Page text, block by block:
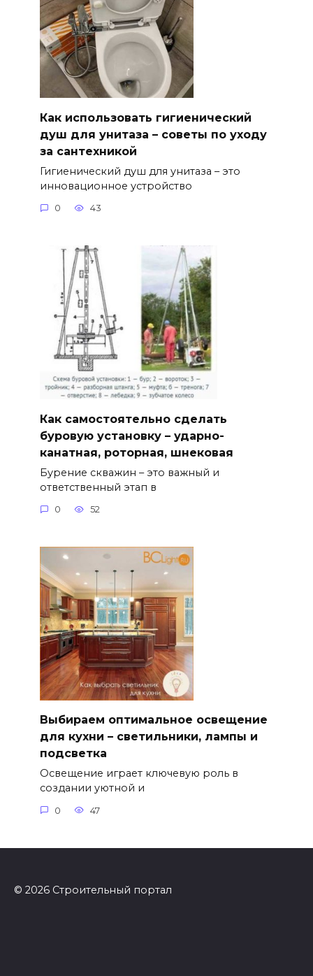
Как использовать гигиенический
душ для унитаза – советы по уходу
за сантехникой
Гигиенический душ для унитаза – это
инновационное устройство
0 43
Как самостоятельно сделать
буровую установку – ударно-
канатная, роторная, шнековая
Бурение скважин – это важный и
ответственный этап в
0 52
Выбираем оптимальное освещение
для кухни – светильники, лампы и
подсветка
Освещение играет ключевую роль в
создании уютной и
0 47
© 2026 Строительный портал